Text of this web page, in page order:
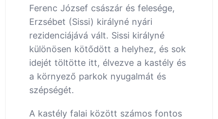
Ferenc József császár és felesége,
Erzsébet (Sissi) királyné nyári
rezidenciájává vált. Sissi királyné
különösen kötődött a helyhez, és sok
idejét töltötte itt, élvezve a kastély és
a környező parkok nyugalmát és
szépségét.
A kastély falai között számos fontos